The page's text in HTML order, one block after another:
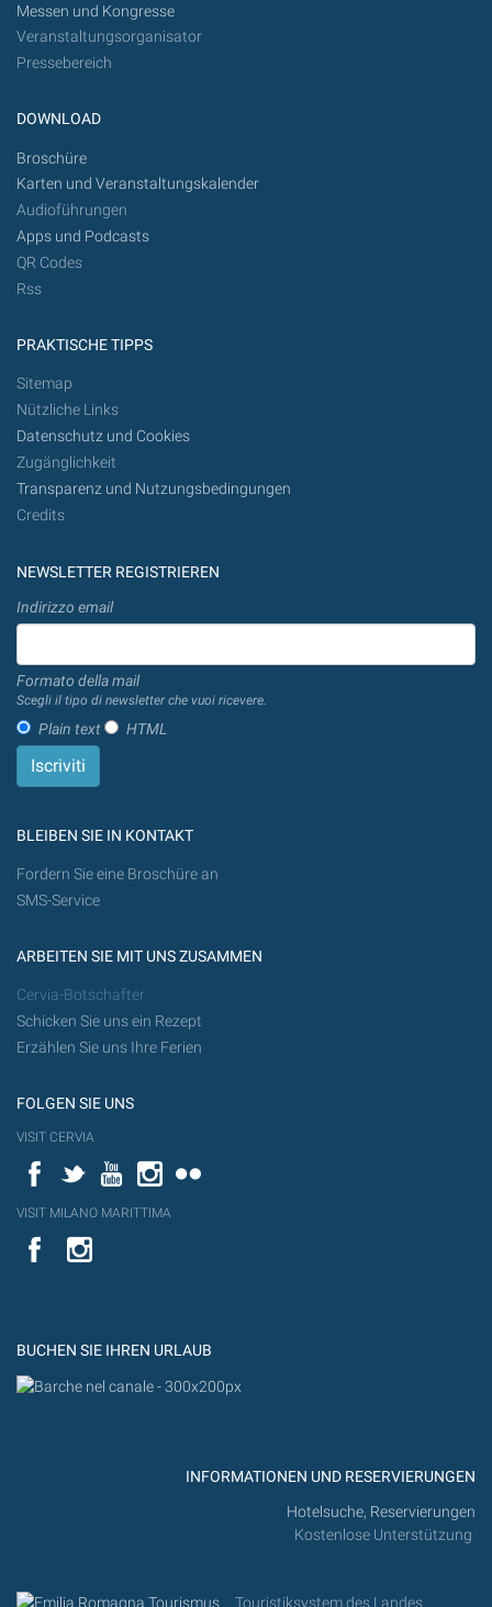
Messen und Kongresse
Veranstaltungsorganisator
Pressebereich
DOWNLOAD
Broschüre
Karten und Veranstaltungskalender
Audioführungen
Apps und Podcasts
QR Codes
Rss
PRAKTISCHE TIPPS
Sitemap
Nützliche Links
Datenschutz und Cookies
Zugänglichkeit
Transparenz und Nutzungsbedingungen
Credits
NEWSLETTER REGISTRIEREN
Indirizzo email
Formato della mail
Scegli il tipo di newsletter che vuoi ricevere.
Plain text HTML
BLEIBEN SIE IN KONTAKT
Fordern Sie eine Broschüre an
SMS-Service
ARBEITEN SIE MIT UNS ZUSAMMEN
Cervia-Botschafter
Schicken Sie uns ein Rezept
Erzählen Sie uns Ihre Ferien
FOLGEN SIE UNS
VISIT CERVIA
FacebookTwitterYouTubeInstagram
VISIT MILANO MARITTIMA
YouTube
BUCHEN SIE IHREN URLAUB
INFORMATIONEN UND RESERVIERUNGEN
Hotelsuche, Reservierungen
Kostenlose Unterstützung